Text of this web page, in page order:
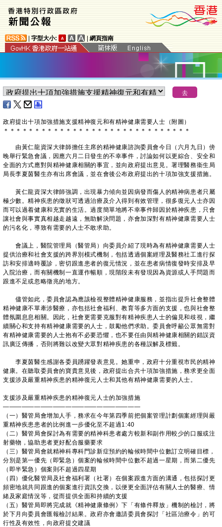
字型大小: 網頁指南
政府提出十項加強措施支援精神復元和有精神健康需要人士（附圖）
＊ ＊ ＊ ＊ ＊ ＊ ＊ ＊ ＊ ＊ ＊ ＊ ＊ ＊ ＊ ＊ ＊ ＊ ＊ ＊ ＊ ＊ ＊ ＊ ＊ ＊ ＊ ＊ ＊ ＊
由黃仁龍資深大律師擔任主席的精神健康諮詢委員會今日（六月九日）傍
晚舉行緊急會議，因應六月二日發生的不幸事件，討論如何以更綜合、安全和
全面的方式應對與精神健康相關的事宜，並向政府提出意見。署理醫務衞生局
局長李夏茵醫生亦有出席會議，並在會後公布政府提出的十項加強支援措施。
黃仁龍資深大律師強調，出現暴力傾向並因病發而傷人的精神病患者只屬
極少數。精神疾患的徵狀可透過治療及介入得到有效管理，很多復元人士亦因
而可以過着健康和充實的生活。過度簡單地將不幸事件歸因於精神疾患，只會
讓社會與事實真相越走越遠，無助解決問題，亦會加深對有精神健康需要人士
的污名化，導致有需要的人士不敢求助。
會議上，醫院管理局（醫管局）向委員介紹了現時為有精神健康需要人士
提供治療和社會支援的跨界別模式機制，包括透過個案經理及醫務社工進行探
訪和安排適時覆診，密切跟進患者的復元情況，並在患者病情復發時安排及早
入院治療，而有關機制一直運作暢順，現階段未有發現因為資源或人手問題而
跟進不足或忽略徵兆的地方。
儘管如此，委員會認為應該檢視整體精神健康服務，並指出提升社會整體
精神健康不單牽涉醫療，亦包括社會福利、教育等多方面的支援，也與社會整
體氛圍息息相關。因此，社會更需要克服對有精神疾患人士的偏見和歧視，繼
續關心和支持有精神健康需要的人士，鼓勵他們求助。委員會呼籲公眾無需對
有精神健康需要的人士抱有不必要恐懼，也不要任由與精神健康相關的錯誤資
訊廣泛傳播，否則將難以改變大眾對精神疾患的各種誤解及標籤。
李夏茵醫生感謝各委員踴躍發表意見。她重申，政府十分重視市民的精神
健康。在聽取委員會的寶貴意見後，政府提出合共十項加強措施，務求更全面
支援涉及嚴重精神疾患的精神復元人士和其他有精神健康需要的人士。
支援涉及嚴重精神疾患的精神復元人士的加強措施
——————————————————————
（一）醫管局會增加人手，務求在今年第四季前把個案管理計劃個案經理與嚴
重精神疾患患者的比例進一步優化至不超過1:40
（二）醫管局會探討為有需要的精神科患者處方較新和副作用較少的口服或注
射藥物，協助患者更好配合服藥要求
（三）醫管局會就精神科專科門診新症預約的輪候時間中位數訂立明確目標，
分別是第一優先（即緊急）個案的輪候時間中位數不超過一星期，而第二優先
（即半緊急）個案則不超過四星期
（四）優化醫管局及社會福利署（社署）在個案跟進方面的溝通，包括探討更
頻密地就共同跟進的個案進行資訊交換，以便更全面評估有關人士的醫療、情
緒及家庭情況等，從而提供全面和持續的支援
（五）醫管局即將完成就《精神健康條例》下「有條件釋放」機制的檢討，將
於下月向委員會匯報檢討結果。政府亦會邀請委員會探討「社區治療令」的可
行性及有效性，向政府提交建議